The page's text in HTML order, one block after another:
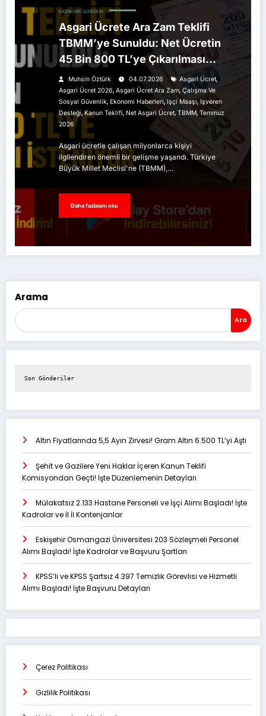
EKONOMI GÜNDEM
Asgari Ücrete Ara Zam Teklifi
TBMM’ye Sunuldu: Net Ücretin
45 Bin 800 TL’ye Çıkarılması
İsteniyor
Muhsin Öztürk 04.07.2026 Asgari Ücret,
Asgari Ücret 2026, Asgari Ücret Ara Zam, Çalışma Ve
Sosyal Güvenlik, Ekonomi Haberleri, Işçi Maaşı, Işveren
Desteği,Kanun Teklifi, Net Asgari Ücret, TBMM,Temmuz
2026
Asgari ücretle çalışan milyonlarca kişiyi
ilgilendiren önemli bir gelişme yaşandı. Türkiye
Büyük Millet Meclisi'ne (TBMM),…
Daha fazlasını oku
Arama
Ara
Son Gönderiler
Altın Fiyatlarında 5,5 Ayın Zirvesi! Gram Altın 6.500 TL’yi Aştı
Şehit ve Gazilere Yeni Haklar İçeren Kanun Teklifi
Komisyondan Geçti! İşte Düzenlemenin Detayları
Mülakatsız 2.133 Hastane Personeli ve İşçi Alımı Başladı! İşte
Kadrolar ve İl İl Kontenjanlar
Eskişehir Osmangazi Üniversitesi 203 Sözleşmeli Personel
Alımı Başladı! İşte Kadrolar ve Başvuru Şartları
KPSS’li ve KPSS Şartsız 4.397 Temizlik Görevlisi ve Hizmetli
Alımı Başladı! İşte Başvuru Detayları
Çerez Politikası
Gizlilik Politikası